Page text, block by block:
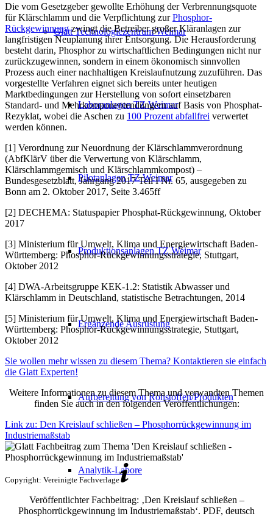
Glatt Technologiezentrum Weimar
Laboranlagen TZ Weimar
Pilotanlagen TZ Weimar
Produktionsanlagen TZ Weimar
Ergänzende Ausrüstung
Aufbereitung von Rohstoffen/Produkten
Analytik-Labore
Die vom Gesetzgeber gewollte Erhöhung der Verbrennungsquote
für Klärschlamm und die Verpflichtung zurPhosphor-
Rückgewinnungzwingt die Betreiber großer Kläranlagen zur
langfristigen Neuplanung ihrer Entsorgung. Die Herausforderung
besteht darin, Phosphor zu wirtschaftlichen Bedingungen nicht nur
zurückzugewinnen, sondern in einem ökonomisch sinnvollen
Prozess auch einer nachhaltigen Kreislaufnutzung zuzuführen. Das
vorgestellte Verfahren eignet sich bereits unter heutigen
Marktbedingungen zur Herstellung von sofort einsetzbaren
Standard- und Mehrkomponentendüngern auf Basis von Phosphat-
Rezyklat, wobei die Aschen zu 100 Prozent abfallfrei verwertet
werden können.
[1] Verordnung zur Neuordnung der Klärschlammverordnung
(AbfKlärV über die Verwertung von Klärschlamm,
Klärschlammgemisch und Klärschlammkompost) –
Bundesgesetzblatt, Jahrgang 2017 Teil I Nr. 65, ausgegeben zu
Bonn am 2. Oktober 2017, Seite 3.465ff
[2] DECHEMA: Statuspapier Phosphat-Rückgewinnung, Oktober
2017
[3] Ministerium für Umwelt, Klima und Energiewirtschaft Baden-
Württemberg: Phosphor-Rückgewinnungsstrategie, Stuttgart,
Oktober 2012
[4] DWA-Arbeitsgruppe KEK-1.2: Statistik Abwasser und
Klärschlamm in Deutschland, statistische Betrachtungen, 2014
[5] Ministerium für Umwelt, Klima und Energiewirtschaft Baden-
Württemberg: Phosphor-Rückgewinnungsstrategie, Stuttgart,
Oktober 2012
Sie wollen mehr wissen zu diesem Thema? Kontaktieren sie einfach
die Glatt Experten!
Weitere Informationen zu diesem Thema und verwandten Themen
finden Sie auch in den folgenden Veröffentlichungen:
Link zu: Den Kreislauf schließen – Phosphorrückgewinnung im
Industriemaßstab
Copyright: Vereinigte Fachverlage
Veröffentlichter Fachbeitrag: ‚Den Kreislauf schließen –
Phosphorrückgewinnung im Industriemaßstab‘. PDF, deutsch